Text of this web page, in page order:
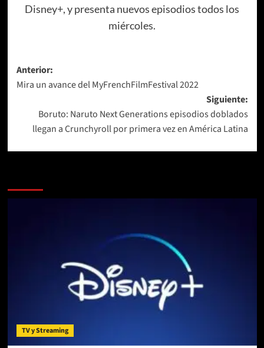
Disney+, y presenta nuevos episodios todos los
miércoles.
Navegación
de
entradas
Anterior:
Mira un avance del MyFrenchFilmFestival 2022
Siguiente:
Boruto: Naruto Next Generations episodios doblados
llegan a Crunchyroll por primera vez en América Latina
TV y Streaming